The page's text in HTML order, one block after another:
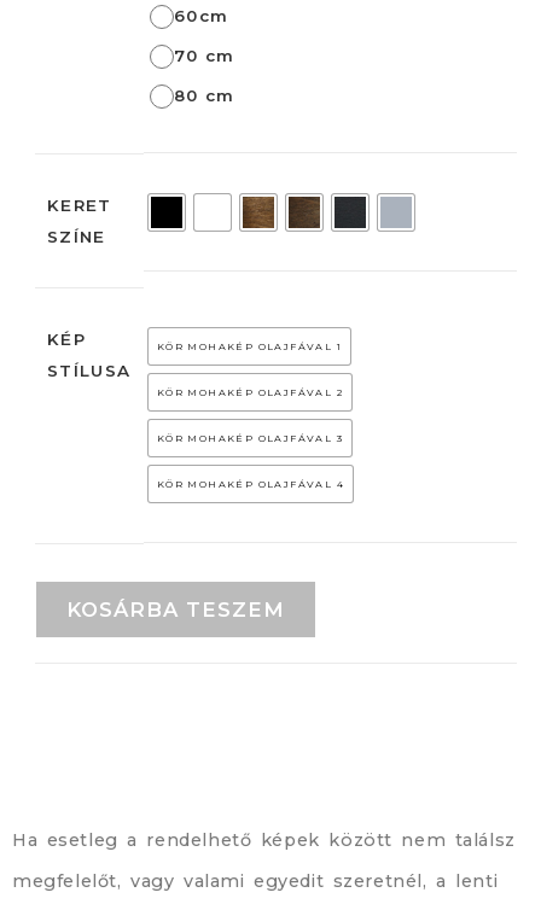
60cm
70 cm
80 cm
KERET
SZÍNE
KÉP
STÍLUSA
KÖR MOHAKÉP OLAJFÁVAL 1
KÖR MOHAKÉP OLAJFÁVAL 2
KÖR MOHAKÉP OLAJFÁVAL 3
KÖR MOHAKÉP OLAJFÁVAL 4
KOSÁRBA TESZEM
Ha esetleg a rendelhető képek között nem találsz
megfelelőt, vagy valami egyedit szeretnél, a lenti